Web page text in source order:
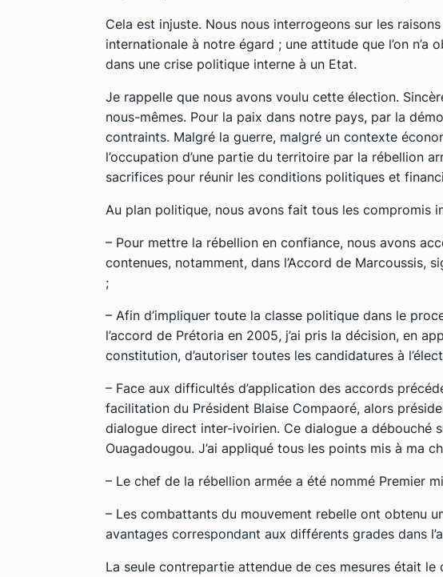
Cela est injuste. Nous nous interrogeons sur les
internationale à notre égard ; une attitude que l’on n’a
dans une crise politique interne à un Etat.
Je rappelle que nous avons voulu cette élection.
nous-mêmes. Pour la paix dans notre pays, par la
contraints. Malgré la guerre, malgré un contexte
l’occupation d’une partie du territoire par la rébellion
sacrifices pour réunir les conditions politiques et
Au plan politique, nous avons fait tous les compromis
– Pour mettre la rébellion en confiance, nous avons
contenues, notamment, dans l’Accord de Marcoussis,
;
– Afin d’impliquer toute la classe politique dans le
l’accord de Prétoria en 2005, j’ai pris la décision, en
constitution, d’autoriser toutes les candidatures à
– Face aux difficultés d’application des accords
facilitation du Président Blaise Compaoré, alors
dialogue direct inter-ivoirien. Ce dialogue a débouché
Ouagadougou. J’ai appliqué tous les points mis à ma
– Le chef de la rébellion armée a été nommé Premier
– Les combattants du mouvement rebelle ont obtenu
avantages correspondant aux différents grades dans
La seule contrepartie attendue de ces mesures était le